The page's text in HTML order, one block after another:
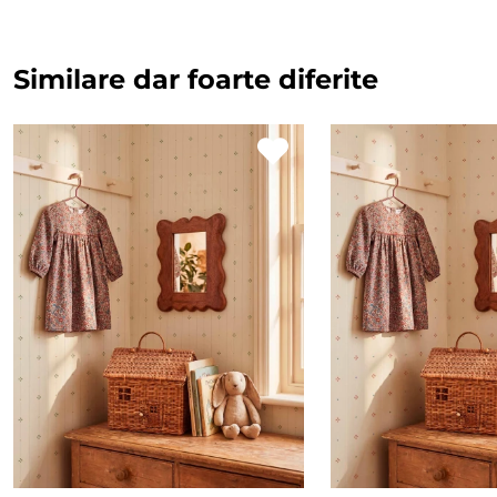
Similare dar foarte diferite